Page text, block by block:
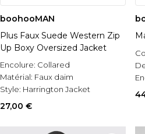
boohooMAN
Plus Faux Suede Western Zip
Up Boxy Oversized Jacket
Encolure: Collared
Matérial: Faux daim
Style: Harrington Jacket
27,00 €